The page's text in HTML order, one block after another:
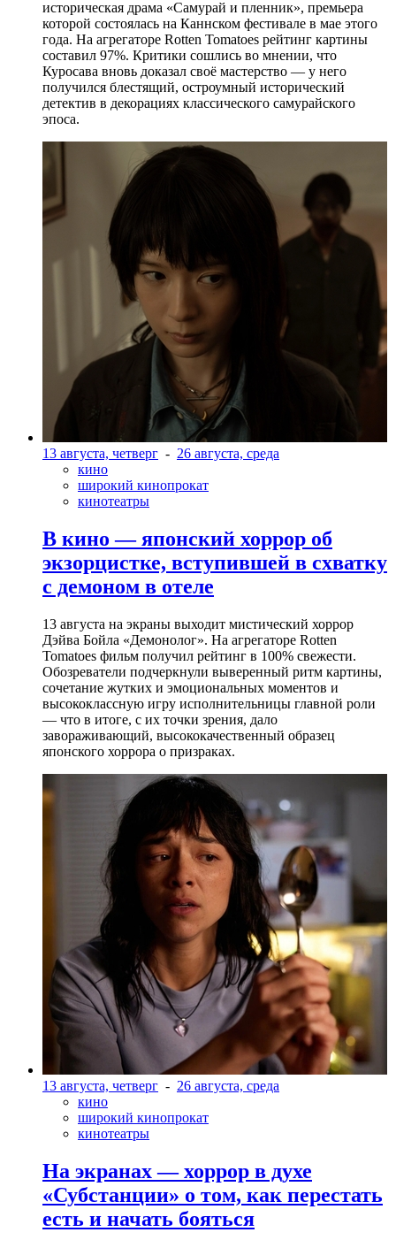
историческая драма «Самурай и пленник», премьера
которой состоялась на Каннском фестивале в мае этого
года. На агрегаторе Rotten Tomatoes рейтинг картины
составил 97%. Критики сошлись во мнении, что
Куросава вновь доказал своё мастерство — у него
получился блестящий, остроумный исторический
детектив в декорациях классического самурайского
эпоса.
13 августа, четверг - 26 августа, среда
кино
широкий кинопрокат
кинотеатры
В кино — японский хоррор об
экзорцистке, вступившей в схватку
с демоном в отеле
13 августа на экраны выходит мистический хоррор
Дэйва Бойла «Демонолог». На агрегаторе Rotten
Tomatoes фильм получил рейтинг в 100% свежести.
Обозреватели подчеркнули выверенный ритм картины,
сочетание жутких и эмоциональных моментов и
высококлассную игру исполнительницы главной роли
— что в итоге, с их точки зрения, дало
завораживающий, высококачественный образец
японского хоррора о призраках.
13 августа, четверг - 26 августа, среда
кино
широкий кинопрокат
кинотеатры
На экранах — хоррор в духе
«Субстанции» о том, как перестать
есть и начать бояться